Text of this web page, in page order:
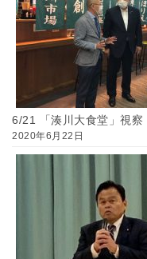
6/21 「湊川大食堂」視察
2020年6月22日